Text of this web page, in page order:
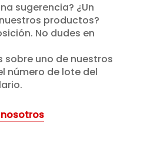
sugerencia? ¿Un
productos?
No dudes en
sobre uno de nuestros
número de lote del